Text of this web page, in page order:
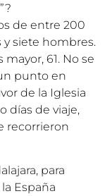
de entre 200
siete hombres.
61. No se
punto en
de la Iglesia
días de viaje,
recorrieron
para
España